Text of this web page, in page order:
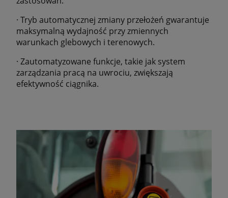
· Tryb automatycznej zmiany przełożeń gwarantuje
maksymalną wydajność przy zmiennych
warunkach glebowych i terenowych.
· Zautomatyzowane funkcje, takie jak system
zarządzania pracą na uwrociu, zwiększają
efektywność ciągnika.